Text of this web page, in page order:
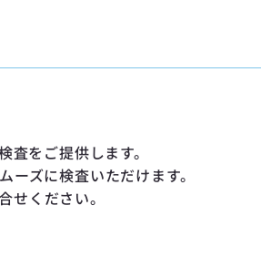
をご提供します。
ズに検査いただけます。
せください。